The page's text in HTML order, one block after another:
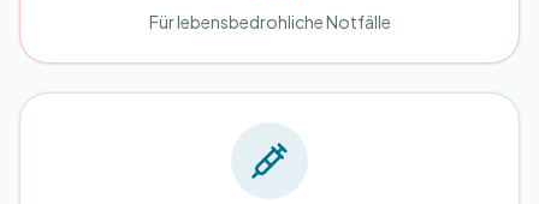
Für lebensbedrohliche Notfälle